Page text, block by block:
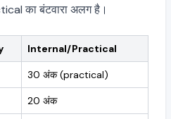
का बंटवारा अलग है।
Internal/Practical
30 अंक (practical)
20 अंक